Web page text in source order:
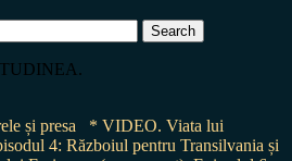
și presa
* VIDEO. Viata lui
4: Războiul pentru Transilvania și